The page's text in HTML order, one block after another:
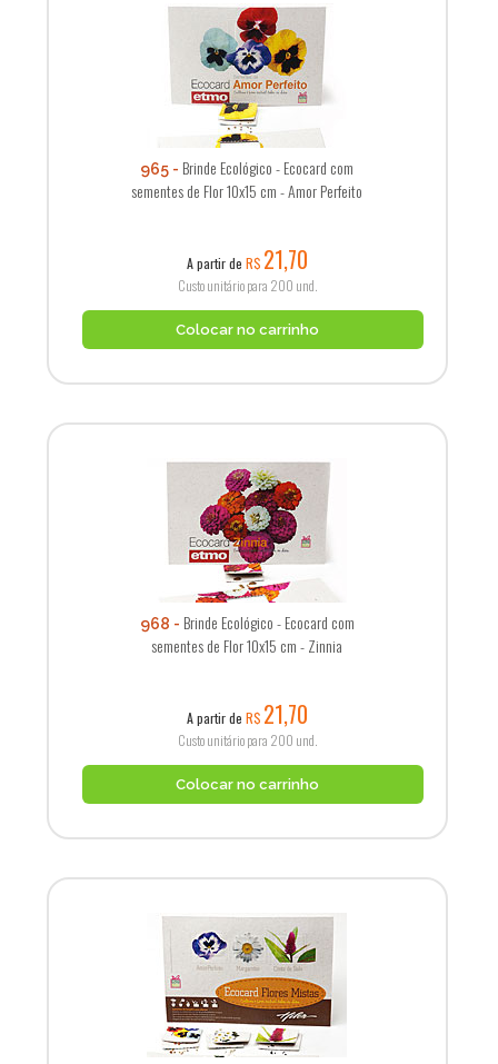
965
Brinde Ecológico - Ecocard com
sementes de Flor 10x15 cm - Amor Perfeito
A partir de R$ 21,70
Custo unitário para 200 und.
Colocar no carrinho
968
Brinde Ecológico - Ecocard com
sementes de Flor 10x15 cm - Zinnia
A partir de R$ 21,70
Custo unitário para 200 und.
Colocar no carrinho